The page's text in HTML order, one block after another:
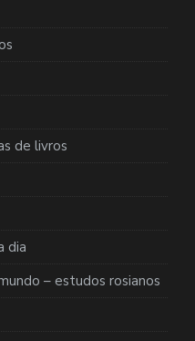
de livros
dia
– estudos rosianos